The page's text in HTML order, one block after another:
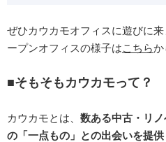
ぜひカウカモオフィスに遊びに
ープンオフィスの様子はこちらか
■そもそもカウカモって？
カウカモとは、 数ある中古・リ
の「一点もの」との出会いを提